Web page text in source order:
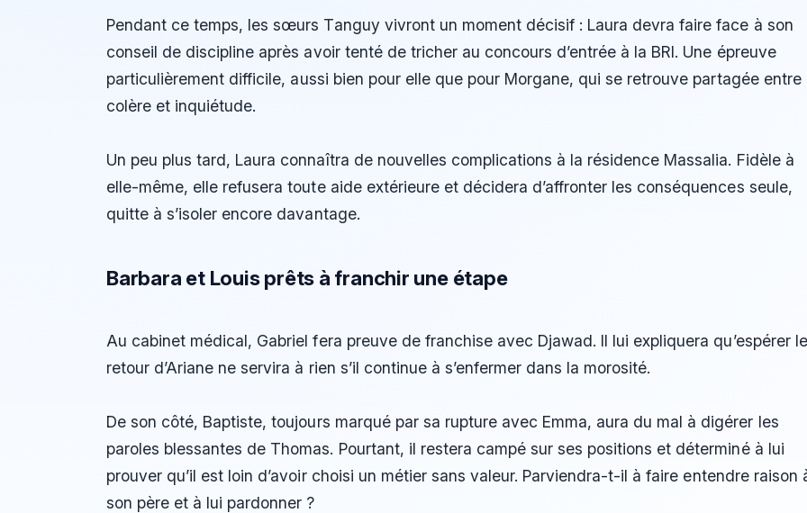
Pendant ce temps, les sœurs Tanguy vivront un moment décisif : Laura devra faire face à son
conseil de discipline après avoir tenté de tricher au concours d’entrée à la BRI. Une épreuve
particulièrement difficile, aussi bien pour elle que pour Morgane, qui se retrouve partagée entre
colère et inquiétude.
Un peu plus tard, Laura connaîtra de nouvelles complications à la résidence Massalia. Fidèle à
elle-même, elle refusera toute aide extérieure et décidera d’affronter les conséquences seule,
quitte à s’isoler encore davantage.
Barbara et Louis prêts à franchir une étape
Au cabinet médical, Gabriel fera preuve de franchise avec Djawad. Il lui expliquera qu’espérer le
retour d’Ariane ne servira à rien s’il continue à s’enfermer dans la morosité.
De son côté, Baptiste, toujours marqué par sa rupture avec Emma, aura du mal à digérer les
paroles blessantes de Thomas. Pourtant, il restera campé sur ses positions et déterminé à lui
prouver qu’il est loin d’avoir choisi un métier sans valeur. Parviendra-t-il à faire entendre raison
son père et à lui pardonner ?